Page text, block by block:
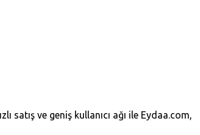
satış ve geniş kullanıcı ağı ile Eydaa.com,